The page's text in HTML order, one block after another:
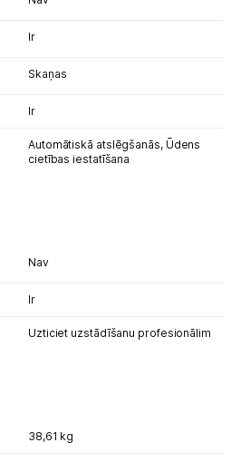
Ir
Skaņas
Ir
Automātiskā atslēgšanās, Ūdens
cietības iestatīšana
Nav
Ir
Uzticiet uzstādīšanu profesionālim
38,61 kg